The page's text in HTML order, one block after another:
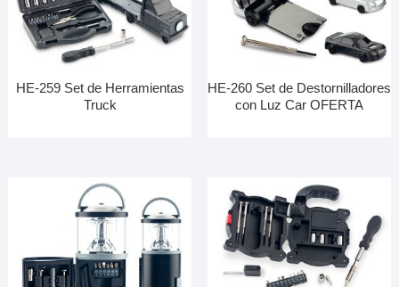
HE-259 Set de Herramientas
Truck
HE-260 Set de Destornilladores
con Luz Car OFERTA